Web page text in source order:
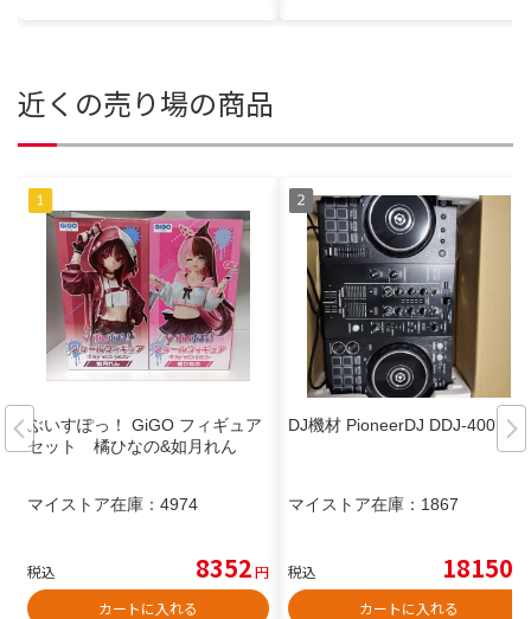
近くの売り場の商品
ぶいすぽっ！ GiGO フィギュア
セット 橘ひなの&如月れん
マイストア在庫： 4974
税込 8352円
カートに入れる
DJ機材 PioneerDJ DDJ-400
マイストア在庫： 1867
税込 18150
カートに入れる